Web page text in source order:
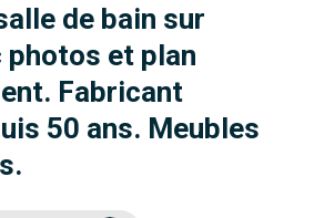
de bain sur
photos et plan
Fabricant
50 ans. Meubles